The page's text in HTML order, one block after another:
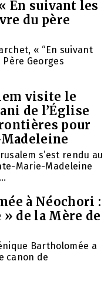
En suivant les
du père
« “En suivant
Georges
visite le
de l’Église
pour
s’est rendu au
Marie-Madeleine
à Néochori :
de la Mère de
Bartholomée a
canon de